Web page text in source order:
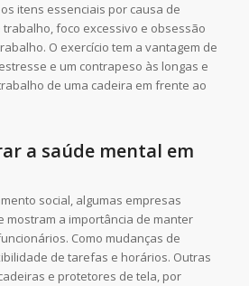
itens essenciais por causa de
foco excessivo e obsessão
O exercício tem a vantagem de
e um contrapeso às longas e
de uma cadeira em frente ao
a saúde mental em
social, algumas empresas
mostram a importância de manter
Como mudanças de
de tarefas e horários. Outras
e protetores de tela, por